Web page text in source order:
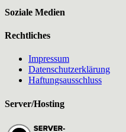
Soziale Medien
Rechtliches
Impressum
Datenschutzerklärung
Haftungsausschluss
Server/Hosting